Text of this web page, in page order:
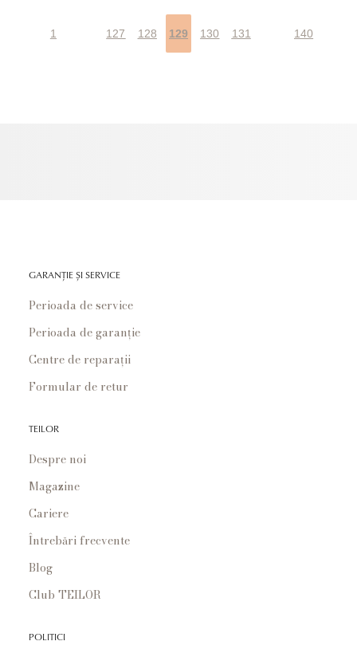
1 127 128 129 130 131 140
GARANȚIE ȘI SERVICE
Perioada de service
Perioada de garanție
Centre de reparații
Formular de retur
TEILOR
Despre noi
Magazine
Cariere
Întrebări frecvente
Blog
Club TEILOR
POLITICI